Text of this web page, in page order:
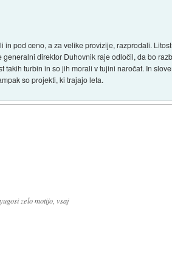
pod ceno, a za velike provizije, razprodali.
direktor Duhovnik raje odločil, da bo
turbin in so jih morali v tujini naročat. In
so projekti, ki trajajo leta.
zelo motijo, vsaj